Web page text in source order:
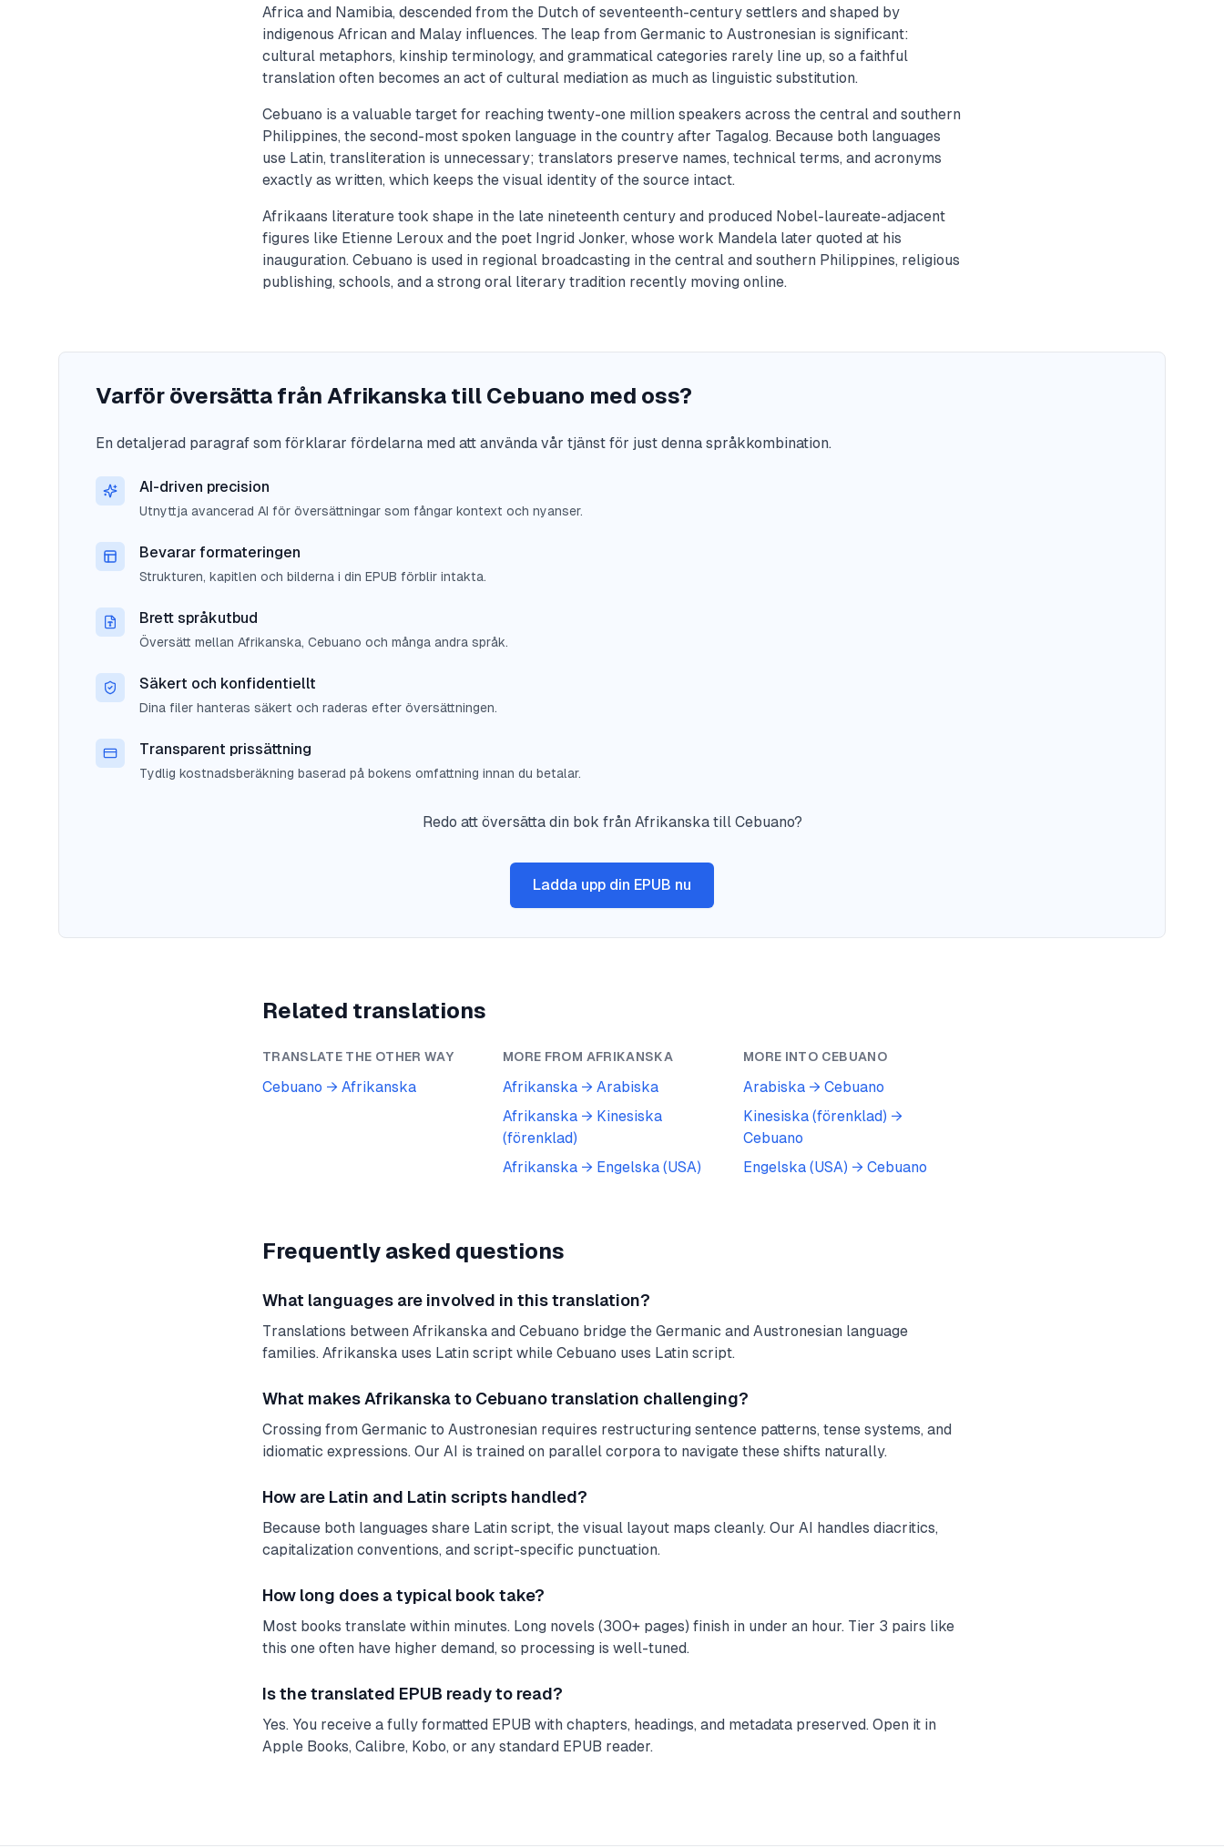
Africa and Namibia, descended from the Dutch of seventeenth-century settlers and shaped by
indigenous African and Malay influences. The leap from Germanic to Austronesian is significant:
cultural metaphors, kinship terminology, and grammatical categories rarely line up, so a faithful
translation often becomes an act of cultural mediation as much as linguistic substitution.
Cebuano is a valuable target for reaching twenty-one million speakers across the central and southern
Philippines, the second-most spoken language in the country after Tagalog. Because both languages
use Latin, transliteration is unnecessary; translators preserve names, technical terms, and acronyms
exactly as written, which keeps the visual identity of the source intact.
Afrikaans literature took shape in the late nineteenth century and produced Nobel-laureate-adjacent
figures like Etienne Leroux and the poet Ingrid Jonker, whose work Mandela later quoted at his
inauguration. Cebuano is used in regional broadcasting in the central and southern Philippines, religious
publishing, schools, and a strong oral literary tradition recently moving online.
Varför översätta från Afrikanska till Cebuano med oss?
En detaljerad paragraf som förklarar fördelarna med att använda vår tjänst för just denna språkkombination.
AI-driven precision
Utnyttja avancerad AI för översättningar som fångar kontext och nyanser.
Bevarar formateringen
Strukturen, kapitlen och bilderna i din EPUB förblir intakta.
Brett språkutbud
Översätt mellan Afrikanska, Cebuano och många andra språk.
Säkert och konfidentiellt
Dina filer hanteras säkert och raderas efter översättningen.
Transparent prissättning
Tydlig kostnadsberäkning baserad på bokens omfattning innan du betalar.
Redo att översätta din bok från Afrikanska till Cebuano?
Ladda upp din EPUB nu
Related translations
TRANSLATE THE OTHER WAY
Cebuano → Afrikanska
MORE FROM AFRIKANSKA
Afrikanska → Arabiska
Afrikanska → Kinesiska
(förenklad)
Afrikanska → Engelska (USA)
MORE INTO CEBUANO
Arabiska → Cebuano
Kinesiska (förenklad) →
Cebuano
Engelska (USA) → Cebuano
Frequently asked questions
What languages are involved in this translation?
Translations between Afrikanska and Cebuano bridge the Germanic and Austronesian language
families. Afrikanska uses Latin script while Cebuano uses Latin script.
What makes Afrikanska to Cebuano translation challenging?
Crossing from Germanic to Austronesian requires restructuring sentence patterns, tense systems, and
idiomatic expressions. Our AI is trained on parallel corpora to navigate these shifts naturally.
How are Latin and Latin scripts handled?
Because both languages share Latin script, the visual layout maps cleanly. Our AI handles diacritics,
capitalization conventions, and script-specific punctuation.
How long does a typical book take?
Most books translate within minutes. Long novels (300+ pages) finish in under an hour. Tier 3 pairs like
this one often have higher demand, so processing is well-tuned.
Is the translated EPUB ready to read?
Yes. You receive a fully formatted EPUB with chapters, headings, and metadata preserved. Open it in
Apple Books, Calibre, Kobo, or any standard EPUB reader.